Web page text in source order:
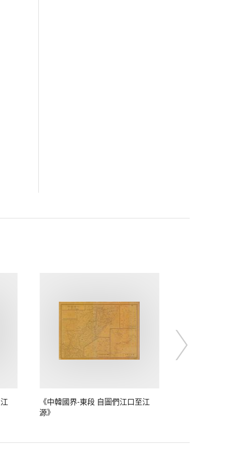
《中韓國界-東段 自圖們江口至江
源》